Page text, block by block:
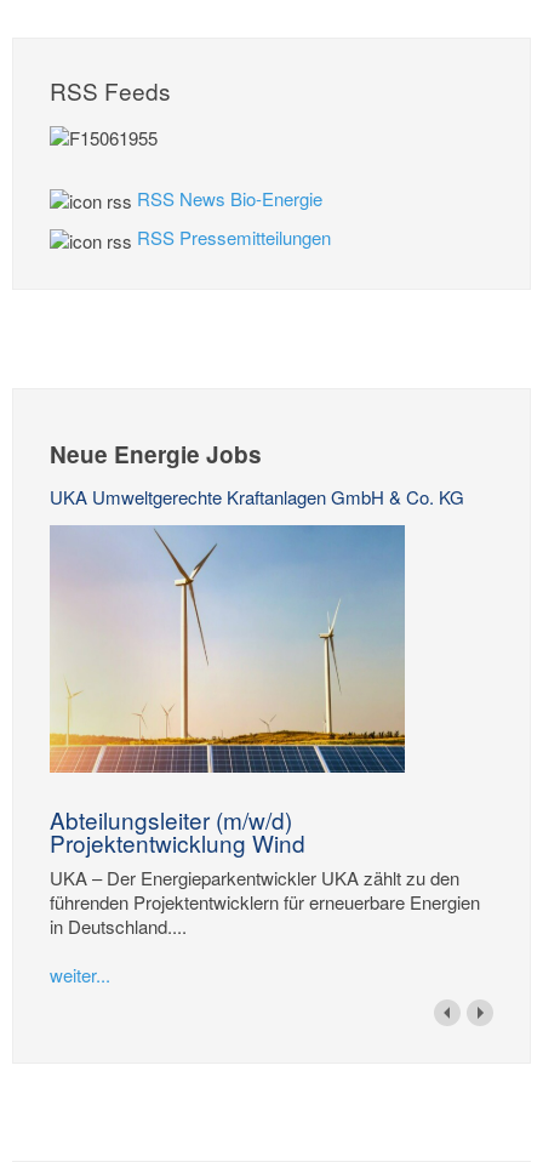
RSS Feeds
RSS News Bio-Energie
RSS Pressemitteilungen
Neue Energie Jobs
UKA Umweltgerechte Kraftanlagen GmbH & Co. KG
Abteilungsleiter (m/w/d)
Projektentwicklung Wind
UKA – Der Energieparkentwickler UKA zählt zu den
führenden Projektentwicklern für erneuerbare Energien
in Deutschland....
weiter...